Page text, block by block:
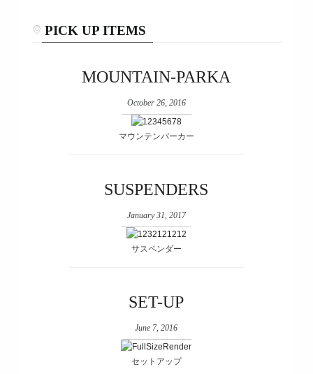
PICK UP ITEMS
MOUNTAIN-PARKA
October 26, 2016
マウンテンパーカー
SUSPENDERS
January 31, 2017
サスペンダー
SET-UP
June 7, 2016
セットアップ